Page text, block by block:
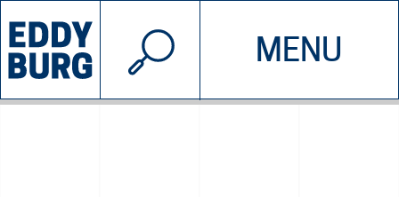
MENU
INIZIATIVE CHI SIAMO
© 2026 EDDYBURG